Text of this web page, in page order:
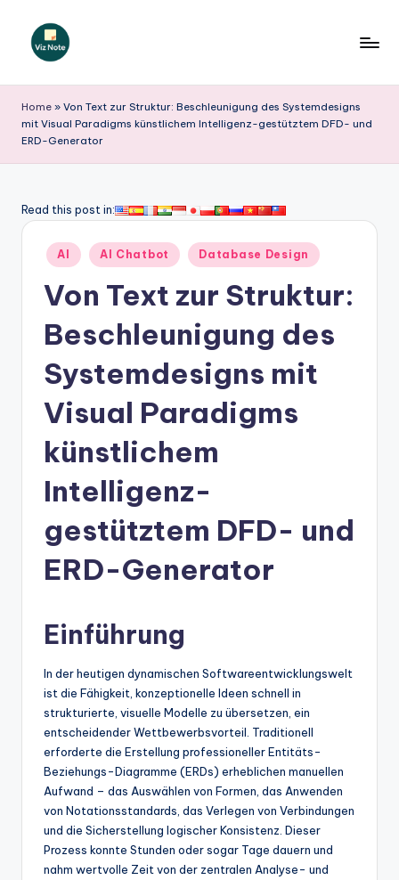
iz
N
o
e
G
m
A
si
&
S
o
ft
w
Home » Von Text zur Struktur: Beschleunigung des Systemdesigns
mit Visual Paradigms künstlichem Intelligenz-gestütztem DFD- und
ERD-Generator
Read this post in:
Posted
in
AI AI Chatbot Database Design
Von Text zur Struktur:
Beschleunigung des
Systemdesigns mit
Visual Paradigms
künstlichem
Intelligenz-
gestütztem DFD- und
ERD-Generator
Einführung
In der heutigen dynamischen Softwareentwicklungswelt
ist die Fähigkeit, konzeptionelle Ideen schnell in
strukturierte, visuelle Modelle zu übersetzen, ein
entscheidender Wettbewerbsvorteil. Traditionell
erforderte die Erstellung professioneller Entitäts-
Beziehungs-Diagramme (ERDs) erheblichen manuellen
Aufwand – das Auswählen von Formen, das Anwenden
von Notationsstandards, das Verlegen von Verbindungen
und die Sicherstellung logischer Konsistenz. Dieser
Prozess konnte Stunden oder sogar Tage dauern und
nahm wertvolle Zeit von der zentralen Analyse- und